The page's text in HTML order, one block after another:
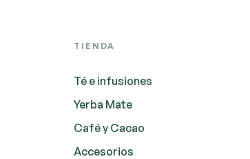
TIENDA
Té e infusiones
Yerba Mate
Café y Cacao
Accesorios